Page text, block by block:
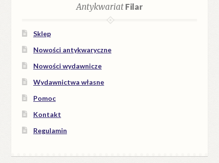
AntykwariatFilar
Sklep
Nowości antykwaryczne
Nowości wydawnicze
Wydawnictwa własne
Pomoc
Kontakt
Regulamin